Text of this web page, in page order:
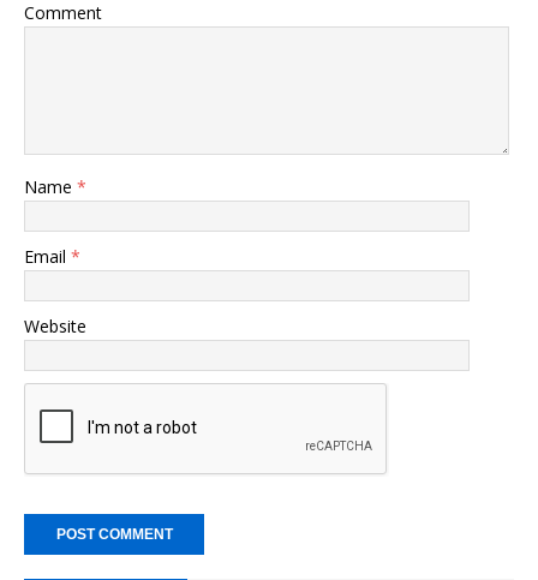
Comment
Name *
Email *
Website